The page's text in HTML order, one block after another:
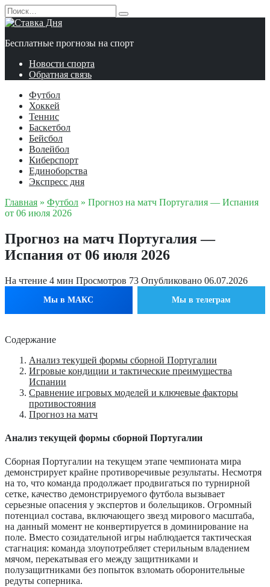
Перейти
к
содержанию
Search
for:
Бесплатные прогнозы на спорт
Новости спорта
Обратная связь
Футбол
Хоккей
Теннис
Баскетбол
Бейсбол
Волейбол
Киберспорт
Единоборства
Экспресс дня
Главная » Футбол » Прогноз на матч Португалия — Испания
от 06 июля 2026
Прогноз на матч Португалия —
Испания от 06 июля 2026
На чтение 4 мин Просмотров 73 Опубликовано 06.07.2026
Мы в МАКС Мы в телеграм
Содержание
Анализ текущей формы сборной Португалии
Игровые кондиции и тактические преимущества
Испании
Сравнение игровых моделей и ключевые факторы
противостояния
Прогноз на матч
Анализ текущей формы сборной Португалии
Сборная Португалии на текущем этапе чемпионата мира
демонстрирует крайне противоречивые результаты. Несмотря
на то, что команда продолжает продвигаться по турнирной
сетке, качество демонстрируемого футбола вызывает
серьезные опасения у экспертов и болельщиков. Огромный
потенциал состава, включающего звезд мирового масштаба,
на данный момент не конвертируется в доминирование на
поле. Вместо созидательной игры наблюдается тактическая
стагнация: команда злоупотребляет стерильным владением
мячом, перекатывая его между защитниками и
полузащитниками без попыток взломать оборонительные
редуты соперника.